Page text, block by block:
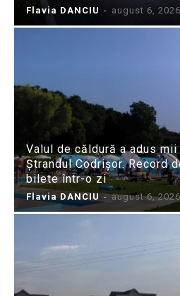
Flavia DANCIU - august 6, 2026
Valul de căldură a adus
Ștrandul Codrișor. Record
bilete într-o zi
Flavia DANCIU - august 6, 2026